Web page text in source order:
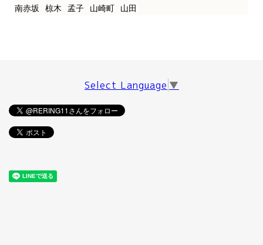
南赤坂
椋木 孟子 山崎町 山田
Select Language ▼